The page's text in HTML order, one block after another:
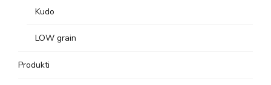
Kudo
LOW grain
Produkti